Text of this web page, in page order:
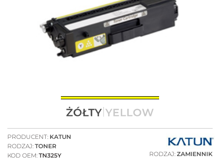
PRODUCENT: KATUN
RODZAJ: TONER
KOD OEM: TN325Y
RODZAJ: ZAMIENNIK